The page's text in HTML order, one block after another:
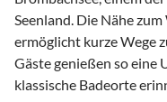
Seenland. Die Nähe
ermöglicht kurze Wege
Gäste genießen so eine
klassische Badeorte